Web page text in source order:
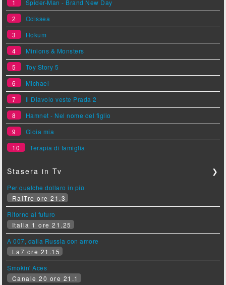
1
Spider-Man - Brand New Day
2
Odissea
3
Hokum
4
Minions & Monsters
5
Toy Story 5
6
Michael
7
Il Diavolo veste Prada 2
8
Hamnet - Nel nome del figlio
9
Gioia mia
10
Terapia di famiglia
Stasera in Tv ❯
Per qualche dollaro in più
RaiTre ore 21.3
Ritorno al futuro
Italia 1 ore 21.25
A 007, dalla Russia con amore
La7 ore 21.15
Smokin' Aces
Canale 20 ore 21.1